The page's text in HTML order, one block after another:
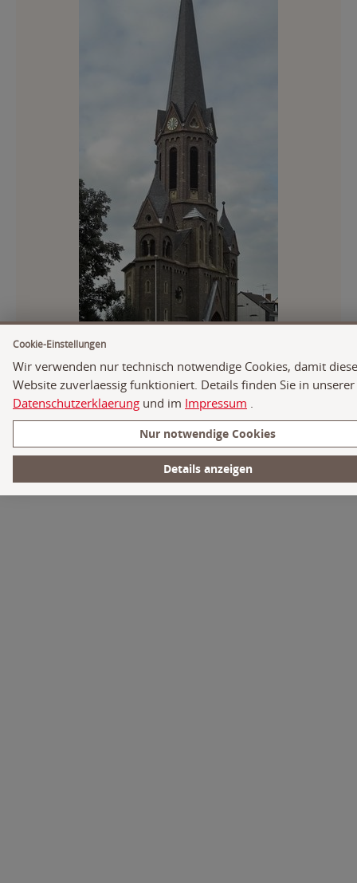
© 2019 Seelsorgebereich Bornheim - An Rhein und Vorgebirge
Webmaster
Cookie-Einstellungen
Wir verwenden nur technisch notwendige Cookies, damit diese
Website zuverlaessig funktioniert. Details finden Sie in unserer
Datenschutzerklaerung und im Impressum .
Nur notwendige Cookies
Details anzeigen